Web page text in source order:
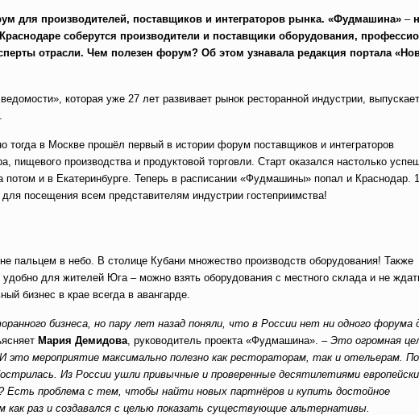
для производителей, поставщиков и интеграторов рынка. «Фудмашина»–
соберутся производители и поставщики оборудования,
отрасли. Чем полезен форум? Об этом узнавала редакция портала
которая уже 27 лет развивает рынок ресторанной индустрии,
в Москве прошёл первый в истории форум поставщиков и интеграторов
пищевого производства и продуктовой торговли. Старт оказался настолько
и в Екатеринбурге. Теперь в расписании «Фудмашины» попал и Краснодар.
посещения всем представителям индустрии гостеприимства!
пальцем в небо. В столице Кубани множество производств оборудования! Также
для жителей Юга – можно взять оборудования с местного склада и не
бизнес в крае всегда в авангарде.
бизнеса, но пару лет назад поняли, что в России нет ни одного форума
Мария Демидова, руководитель проекта «Фудмашина». –Это огромная
это мероприятие максимально полезно как рестораторам, так и отельерам.
Из России ушли привычные и проверенные десятилетиями
Есть проблема с тем, чтобы найти новых партнёров и купить достойное
как раз и создавался с целью показать существующие альтернативы.